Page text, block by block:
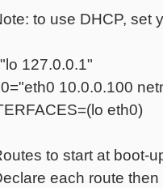
to use DHCP, set
127.0.0.1"
10.0.0.100
eth0)
to start at boot-
each route